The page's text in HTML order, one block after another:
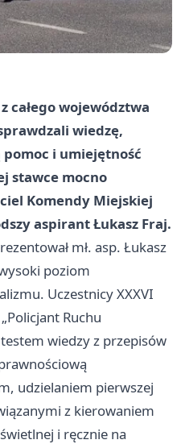
całego województwa
wiedzę,
i umiejętność
stawce mocno
Komendy Miejskiej
aspirant Łukasz Fraj.
mł. asp. Łukasz
poziom
Uczestnicy XXXVI
Ruchu
wiedzy z przepisów
udzielaniem pierwszej
z kierowaniem
i ręcznie na